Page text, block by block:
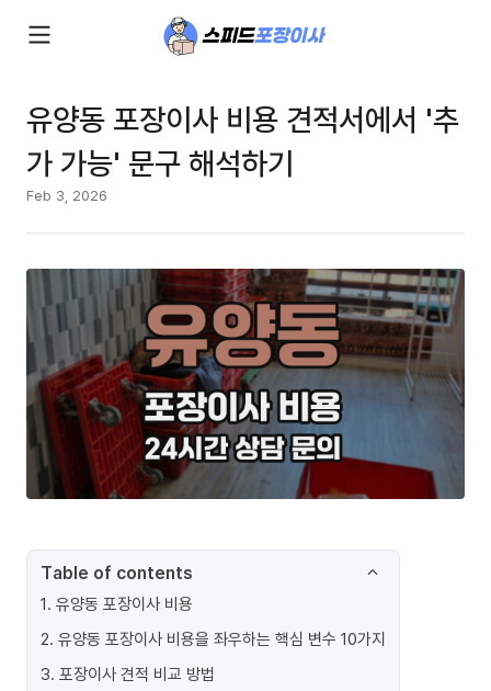
유양동 포장이사 비용 견적서에서 '추
가 가능' 문구 해석하기
Feb 3, 2026
Table of contents
1. 유양동 포장이사 비용
2. 유양동 포장이사 비용을 좌우하는 핵심 변수 10가지
3. 포장이사 견적 비교 방법